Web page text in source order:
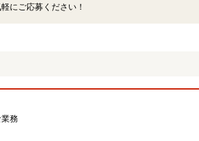
にご応募ください！
務